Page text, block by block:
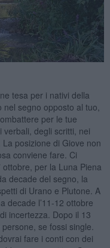
tesa per i nativi della
segno opposto al tuo,
per le tue
degli scritti, nei
posizione di Giove non
conviene fare. Ci
per la Luna Piena
decade del segno, la
di Urano e Plutone. A
decade l’11-12 ottobre
incertezza. Dopo il 13
se fossi single.
fare i conti con dei